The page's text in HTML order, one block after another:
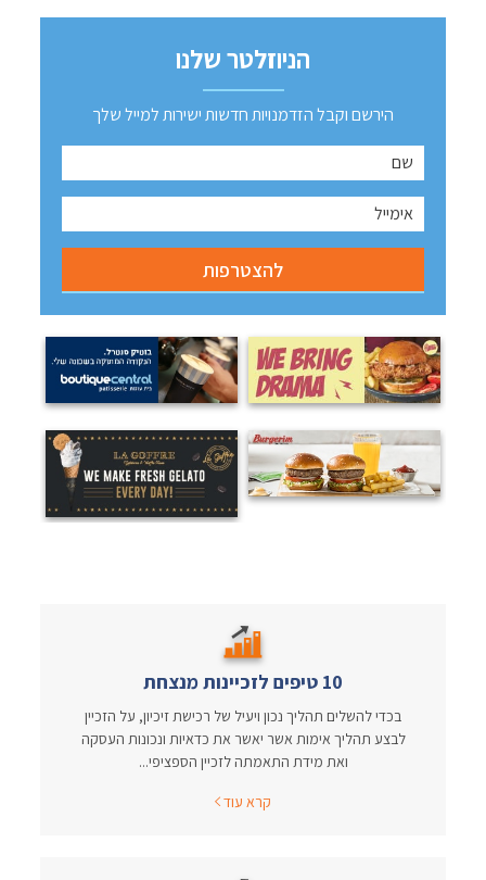
הניוזלטר שלנו
הירשם וקבל הזדמנויות חדשות ישירות למייל שלך
10 טיפים לזכיינות מנצחת
בכדי להשלים תהליך נכון ויעיל של רכישת זיכיון, על הזכיין
לבצע תהליך אימות אשר יאשר את כדאיות ונכונות העסקה
ואת מידת התאמתה לזכיין הספציפי...
קרא עוד